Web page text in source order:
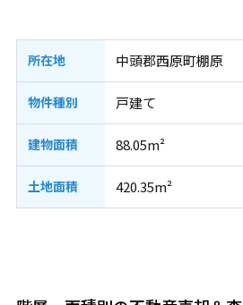
所在地 中頭郡西原町棚原
物件種別 戸建て
建物面積 88.05m²
土地面積 420.35m²